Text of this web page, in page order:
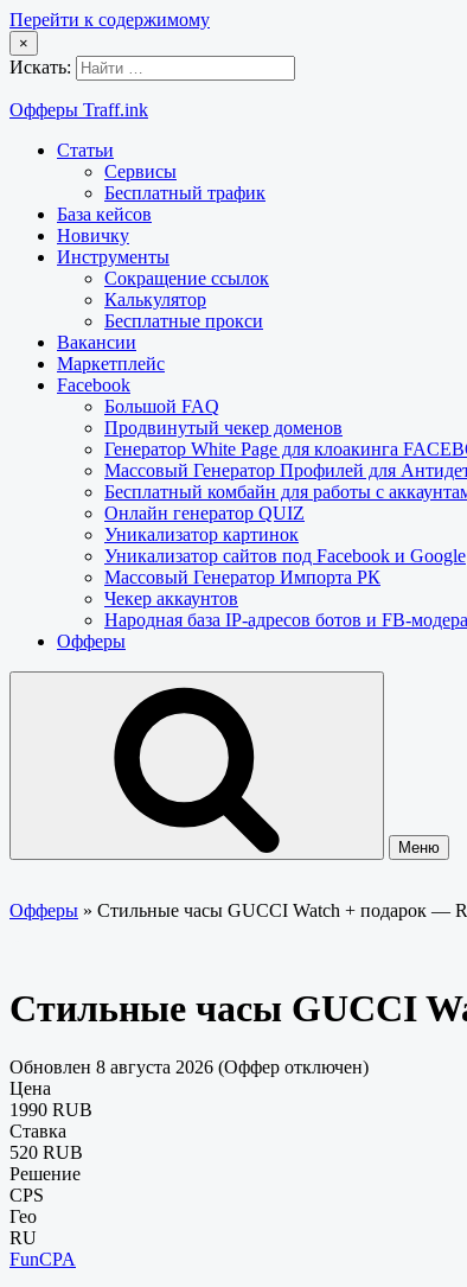
Перейти к содержимому
×
Искать:
Офферы Traff.ink
Статьи
Сервисы
Бесплатный трафик
База кейсов
Новичку
Инструменты
Сокращение ссылок
Калькулятор
Бесплатные прокси
Вакансии
Маркетплейс
Facebook
Большой FAQ
Продвинутый чекер доменов
Генератор White Page для клоакинга
Массовый Генератор Профилей для
Бесплатный комбайн для работы с
Онлайн генератор QUIZ
Уникализатор картинок
Уникализатор сайтов под Facebook и Google
Массовый Генератор Импорта РК
Чекер аккаунтов
Народная база IP-адресов ботов и FB-
Офферы
Меню
Офферы » Стильные часы GUCCI Watch + подарок —
Стильные часы GUCCI
Обновлен 8 августа 2026 (Оффер отключен)
Цена
1990 RUB
Ставка
520 RUB
Решение
CPS
Гео
RU
FunCPA